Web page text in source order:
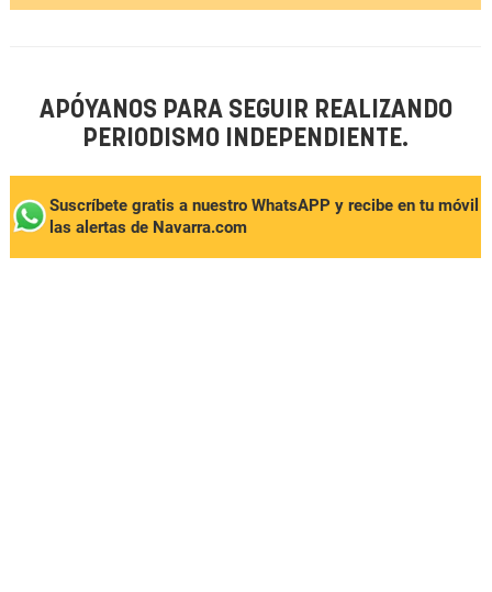
APÓYANOS PARA SEGUIR REALIZANDO
PERIODISMO INDEPENDIENTE.
Suscríbete gratis a nuestro WhatsAPP y recibe en tu móvil
las alertas de Navarra.com